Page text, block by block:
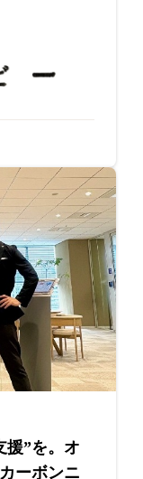
援”を。オ
ーボンニ